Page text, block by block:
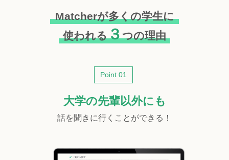
Matcherが多くの学生に
使われる３つの理由
Point 01
大学の先輩以外にも
話を聞きに行くことができる！